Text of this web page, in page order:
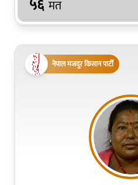
५६ मत
नेपाल मजदुर किसान पार्टी